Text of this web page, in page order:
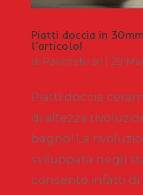
Piatti doccia in
l’articolo!
di Pavintelvi srl 29
Piatti doccia
di altezza
bagno! La
sviluppata negli
consente infatti